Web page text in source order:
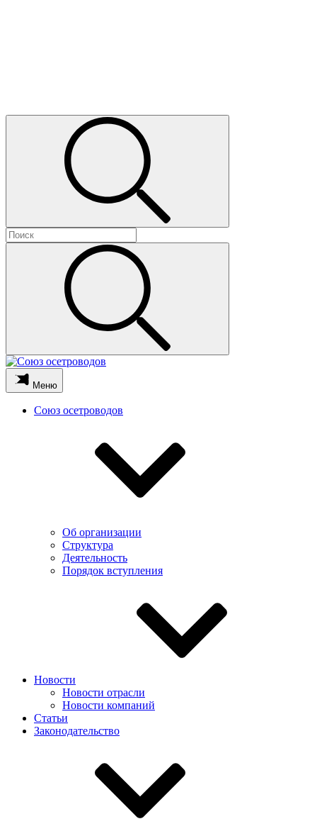
Меню
Союз осетроводов
Об организации
Структура
Деятельность
Порядок вступления
Новости
Новости отрасли
Новости компаний
Статьи
Законодательство